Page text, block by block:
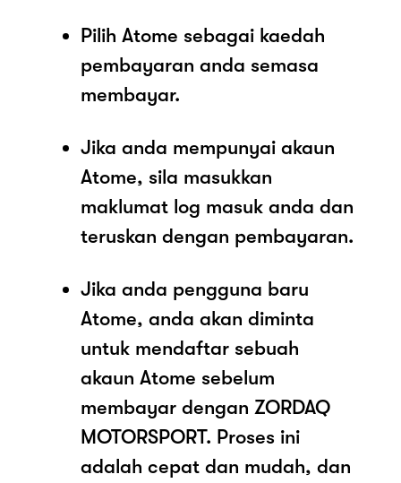
Pilih Atome sebagai kaedah
pembayaran anda semasa
membayar.
Jika anda mempunyai akaun
Atome, sila masukkan
maklumat log masuk anda dan
teruskan dengan pembayaran.
Jika anda pengguna baru
Atome, anda akan diminta
untuk mendaftar sebuah
akaun Atome sebelum
membayar dengan ZORDAQ
MOTORSPORT. Proses ini
adalah cepat dan mudah, dan